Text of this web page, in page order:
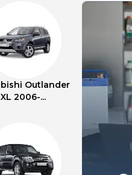
Outlander
XL 2006-...